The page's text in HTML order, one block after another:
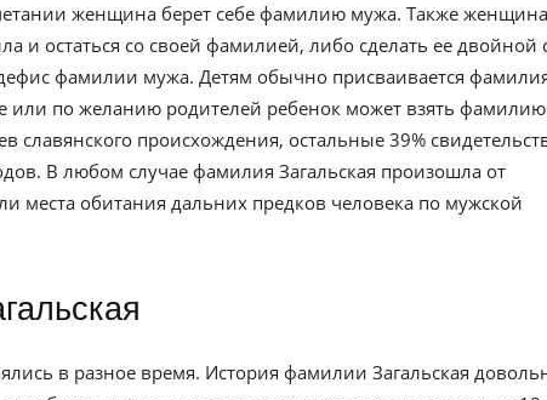
женщина берет себе фамилию мужа. Также женщина
и остаться со своей фамилией, либо сделать ее двойной
фамилии мужа. Детям обычно присваивается
или по желанию родителей ребенок может взять фамилию
славянского происхождения, остальные 39%
В любом случае фамилия Загальская произошла от
места обитания дальних предков человека по мужской
в разное время. История фамилии Загальская